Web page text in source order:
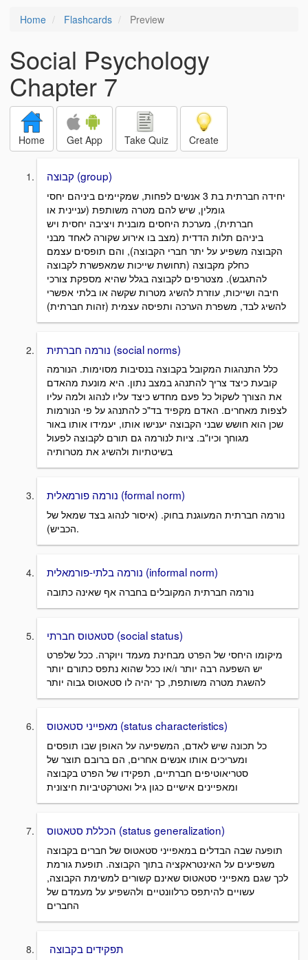
Home Flashcards Preview
Social Psychology
Chapter 7
Home Get App Take Quiz Create
קבוצה (group)
יחידה חברתית בת 3 אנשים לפחות, שמקיימים ביניהם יחסי
גומלין, שיש להם מטרה משותפת (עניינית או
חברתית), מערכת היחסים מובנית ויציבה יחסית ויש
ביניהם תלות הדדית (מצב בו אירוע שקורה לאחד מבני
הקבוצה משפיע על יתר חברי הקבוצה), והם תופסים עצמם
כחלק מקבוצה (תחושת שייכות שמאפשרת לקבוצה
להתגבש). מצטרפים לקבוצה בגלל שהיא מספקת צורכי
חיבה ושייכות, עוזרת להשיג מטרות שקשה או בלתי אפשרי
להשיג לבד, משפרת הערכה ותפיסה עצמית (זהות חברתית)
נורמה חברתית (social norms)
כלל התנהגות המקובל בקבוצה בנסיבות מסוימות. הנורמה
קובעת כיצד צריך להתנהג במצב נתון. היא מונעת מהאדם
את הצורך לשקול כל פעם מחדש כיצד עליו לנהוג ולמה עליו
לצפות מאחרים. האדם מקפיד בד"כ להתנהג על פי הנורמות
שכן הוא חושש שבני הקבוצה יענישו אותו, יעמידו אותו באור
מגוחך וכיו"ב. ציות לנורמה גם תורם לקבוצה לפעול
בשיטתיות ולהשיג את מטרותיה
נורמה פורמאלית (formal norm)
נורמה חברתית המעוגנת בחוק. (איסור לנהוג בצד שמאל של
הכביש).
נורמה בלתי-פורמאלית (informal norm)
נורמה חברתית המקובלים בחברה אף שאינה כתובה
סטאטוס חברתי (social status)
מיקומו היחסי של הפרט מבחינת מעמד ויוקרה. ככל שלפרט
יש השפעה רבה יותר ו/או ככל שהוא נתפס כתורם יותר
להשגת מטרה משותפת, כך יהיה לו סטאטוס גבוה יותר
מאפייני סטאטוס (status characteristics)
כל תכונה שיש לאדם, המשפיעה על האופן שבו תופסים
ומעריכים אותו אנשים אחרים, הם ברובם תוצר של
סטריאוטיפים חברתיים, תפקידו של הפרט בקבוצה
ומאפיינים אישיים כגון גיל ואטרקטיביות חיצונית
הכללת סטאטוס (status generalization)
תופעה שבה הבדלים במאפייני סטאטוס של חברים בקבוצה
משפיעים על האינטראקציה בתוך הקבוצה. תופעת גורמת
לכך שגם מאפייני סטאטוס שאינם קשורים למשימת הקבוצה,
עשויים להיתפס כרלוונטיים ולהשפיע על מעמדם של
החברים
תפקידים בקבוצה